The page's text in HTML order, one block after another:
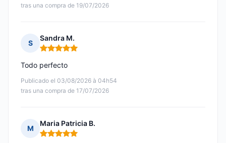
tras una compra de 19/07/2026
S
Sandra M.
Nota: 5 de 5
Publicado el 03/08/2026 à 04h54
tras una compra de 17/07/2026
Todo perfecto
M
Maria Patricia B.
Nota: 5 de 5